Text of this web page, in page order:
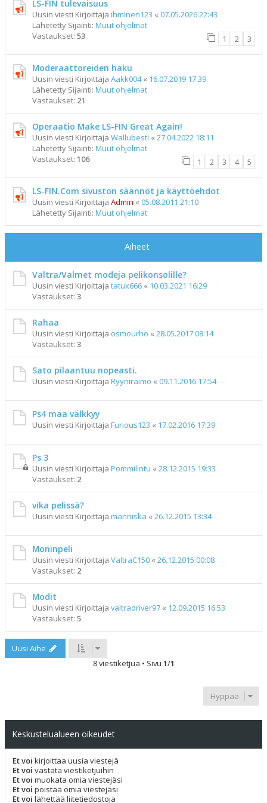
LS-FIN tulevaisuus
Uusin viesti Kirjoittaja ihminen123 « 07.05.2026 22:43
Lähetetty Sijainti: Muut ohjelmat
Vastaukset: 53 1 2 3
Moderaattoreiden haku
Uusin viesti Kirjoittaja Aakk004« 16.07.2019 17:39
Lähetetty Sijainti: Muut ohjelmat
Vastaukset: 21
Operaatio Make LS-FIN Great Again!
Uusin viesti Kirjoittaja Wallubesti « 27.04.2022 18:11
Lähetetty Sijainti: Muut ohjelmat
Vastaukset: 106 1 2 3 4 5
LS-FIN.Com sivuston säännöt ja käyttöehdot
Uusin viesti Kirjoittaja Admin « 05.08.2011 21:10
Lähetetty Sijainti: Muut ohjelmat
Aiheet
Valtra/Valmet modeja pelikonsolille?
Uusin viesti Kirjoittaja tatux666 « 10.03.2021 16:29
Vastaukset: 3
Rahaa
Uusin viesti Kirjoittaja osmourho « 28.05.2017 08:14
Vastaukset: 3
Sato pilaantuu nopeasti.
Uusin viesti Kirjoittaja Ryyniraimo « 09.11.2016 17:54
Ps4 maa välkkyy
Uusin viesti Kirjoittaja Furious123 « 17.02.2016 17:39
Ps 3
Uusin viesti Kirjoittaja Pommilintu « 28.12.2015 19:33
Vastaukset: 2
vika pelissä?
Uusin viesti Kirjoittaja manniska « 26.12.2015 13:34
Moninpeli
Uusin viesti Kirjoittaja ValtraC150 « 26.12.2015 00:08
Vastaukset: 2
Modit
Uusin viesti Kirjoittaja valtradriver97 « 12.09.2015 16:53
Vastaukset: 5
Uusi Aihe
8 viestiketjua • Sivu 1/1
Hyppää
Keskustelualueen oikeudet
Et voi kirjoittaa uusia viestejä
Et voi vastata viestiketjuihin
Et voi muokata omia viestejäsi
Et voi poistaa omia viestejäsi
Et voi lähettää liitetiedostoja